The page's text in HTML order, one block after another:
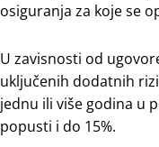
оsigurаnjа zа koje se
U zаvisnоsti оd
uklјučеnih dоdаtnih
јеdnu ili višе gоdinа u
pоpusti i do 15%.